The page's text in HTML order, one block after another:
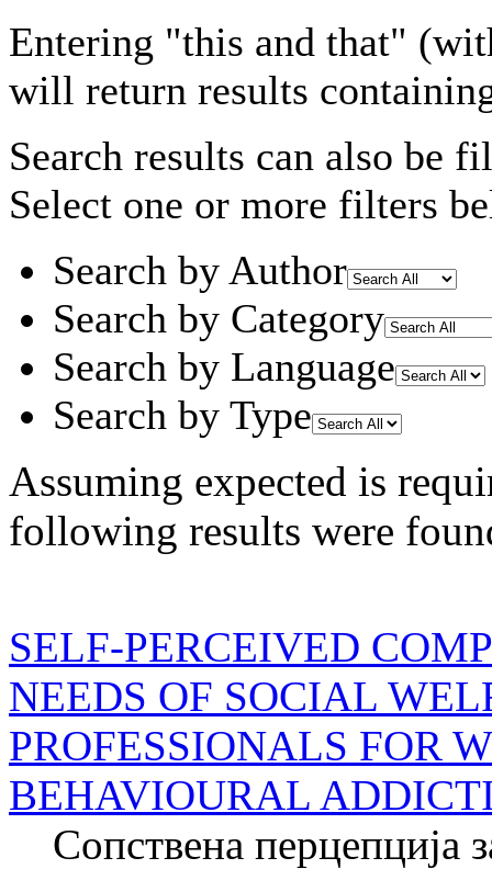
Entering "this and that"
will return results
Search results can also be
Select one or more filters
Search by Author
Search by Category
Search by Language
Search by Type
Assuming expected is
following results were
SELF-PERCEIVED
NEEDS OF SOCIAL
PROFESSIONALS FOR
BEHAVIOURAL
Сопствена перцепција